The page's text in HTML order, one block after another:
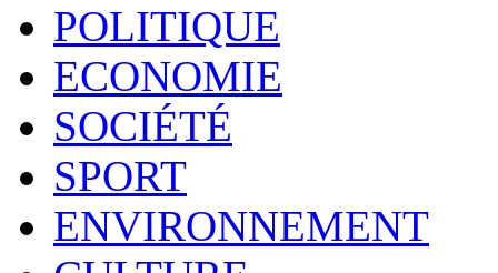
POLITIQUE
ECONOMIE
SOCIÉTÉ
SPORT
ENVIRONNEMENT